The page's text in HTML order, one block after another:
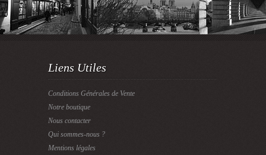
Liens Utiles
Conditions Générales de Vente
Notre boutique
Nous contacter
Qui sommes-nous ?
Mentions légales